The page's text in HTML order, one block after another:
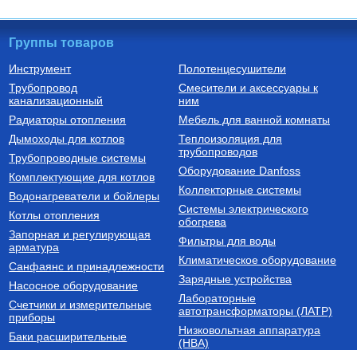
Насосы циркуляционные
Циркуль 25/40 (1х220В;
0,07кВт)
2 650Руб.
Купить
Котлы газовые настенные
Котел газовый двухконтурный
DELUXE C COAXIAL 24K
47 740Руб.
Трубы из сшитого полиэтилена
Труба напорная из сшитого
полиэтилена с барьерным
Группы товаров
Инструмент
Трубопровод
канализационный
Радиаторы отопления
Дымоходы для котлов
Трубопроводные системы
Комплектующие для котлов
Водонагреватели и бойлеры
Котлы отопления
Запорная и регулирующая
арматура
Санфаянс и принадлежности
Насосное оборудование
Счетчики и измерительные
приборы
Баки расширительные
Полотенцесушители
Смесители и аксессуары к
ним
Мебель для ванной комнаты
Теплоизоляция для
трубопроводов
Оборудование Danfoss
Коллекторные системы
Системы электрического
обогрева
Фильтры для воды
Климатическое оборудование
Зарядные устройства
Лабораторные
автотрансформаторы (ЛАТР)
Низковольтная аппаратура
(НВА)